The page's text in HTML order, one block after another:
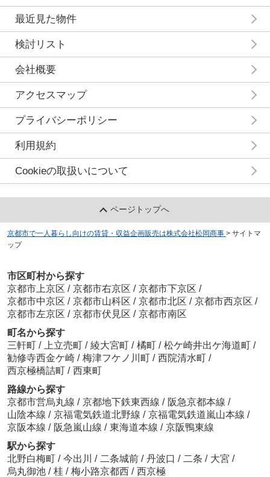
最近見た物件
検討リスト
会社概要
アクセスマップ
プライバシーポリシー
利用規約
Cookieの取扱いについて
ページトップへ
京都市で一人暮らし向けの賃貸・収益企画販売は株式会社松岡商事 > サイトマ
ップ
市区町村から探す
京都市上京区 / 京都市右京区 / 京都市下京区 /
京都市中京区 / 京都市山科区 / 京都市北区 / 京都市西京区 /
京都市左京区 / 京都市伏見区 / 京都市南区
町名から探す
三軒町 / 上立売町 / 綾大宮町 / 橘町 / 松ケ崎井出ケ海道町 /
勧修寺西金ケ崎 / 梅津フケノ川町 / 西院清水町 /
西京極橋詰町 / 西東町
路線から探す
京都市営烏丸線 / 京都地下鉄東西線 / 阪急京都本線 /
山陰本線 / 京福電気鉄道北野線 / 京福電気鉄道嵐山本線 /
京阪本線 / 阪急嵐山線 / 東海道本線 / 京阪鴨東線
駅から探す
北野白梅町 / 今出川 / 二条城前 / 丹波口 / 二条 / 大宮 /
烏丸御池 / 桂 / 梅小路京都西 / 西京極